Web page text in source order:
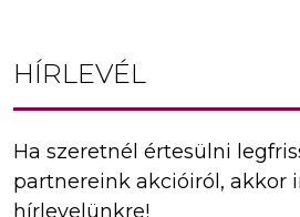
HÍRLEVÉL
Ha szeretnél értesülni
partnereink akcióiról, akkor
hírlevelünkre!